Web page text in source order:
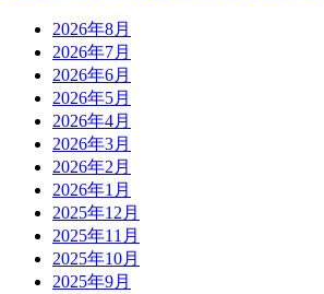
2026年8月
2026年7月
2026年6月
2026年5月
2026年4月
2026年3月
2026年2月
2026年1月
2025年12月
2025年11月
2025年10月
2025年9月